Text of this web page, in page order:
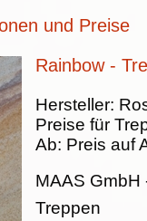
und Preise
Rainbow -
Hersteller:
Preise für
Ab: Preis auf
MAAS GmbH
Treppen